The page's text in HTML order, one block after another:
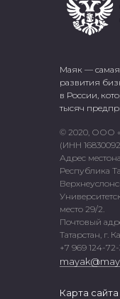
Маяк —
развития
в России,
тысяч
© 2020, ООО
(ИНН
Адрес
Республика
место 29/2.
Почтовый
Татарстан, г.
+7 969 124-72-
Карта сайта